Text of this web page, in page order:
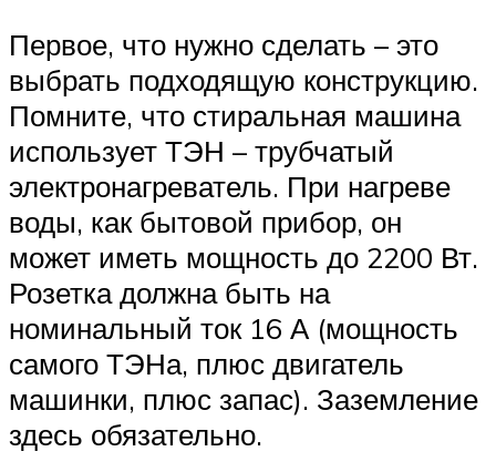
Первое, что нужно сделать – это
выбрать подходящую конструкцию.
Помните, что стиральная машина
использует ТЭН – трубчатый
электронагреватель. При нагреве
воды, как бытовой прибор, он
может иметь мощность до 2200 Вт.
Розетка должна быть на
номинальный ток 16 А (мощность
самого ТЭНа, плюс двигатель
машинки, плюс запас). Заземление
здесь обязательно.